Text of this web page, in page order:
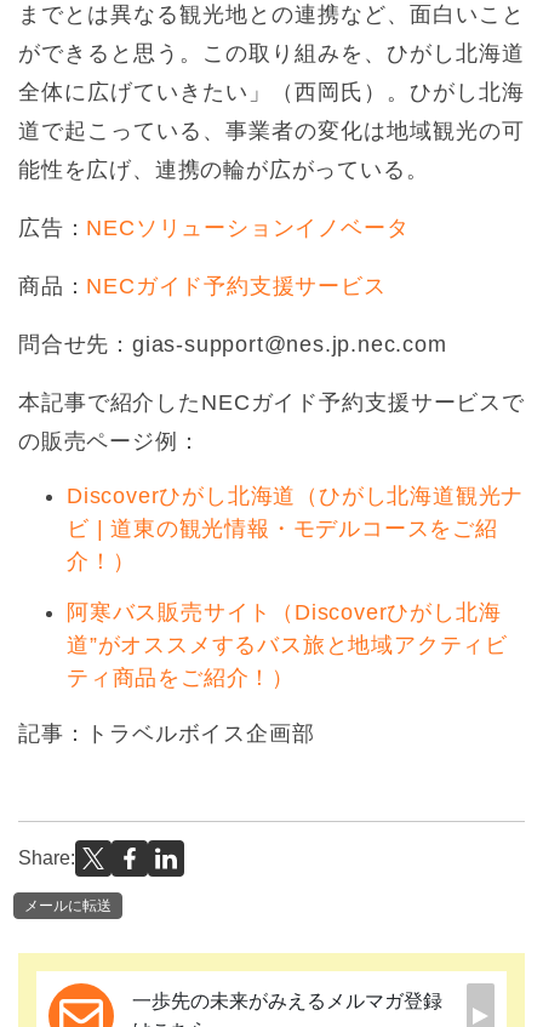
までとは異なる観光地との連携など、面白いこと
ができると思う。この取り組みを、ひがし北海道
全体に広げていきたい」（西岡氏）。ひがし北海
道で起こっている、事業者の変化は地域観光の可
能性を広げ、連携の輪が広がっている。
広告： NECソリューションイノベータ
商品： NECガイド予約支援サービス
問合せ先：gias-support@nes.jp.nec.com
本記事で紹介したNECガイド予約支援サービスで
の販売ページ例：
Discoverひがし北海道（ひがし北海道観光ナ
ビ | 道東の観光情報・モデルコースをご紹
介！）
阿寒バス販売サイト（Discoverひがし北海
道”がオススメするバス旅と地域アクティビ
ティ商品をご紹介！）
記事：トラベルボイス企画部
Share:
メールに転送
一歩先の未来がみえるメルマガ登録